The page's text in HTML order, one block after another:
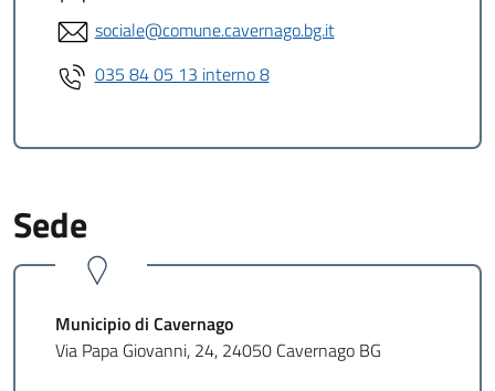
sociale@comune.cavernago.bg.it
035 84 05 13 interno 8
Sede
Municipio di Cavernago
Via Papa Giovanni, 24, 24050 Cavernago BG